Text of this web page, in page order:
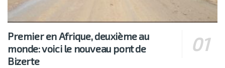
Premier en Afrique, deuxième au
monde: voici le nouveau pont de
Bizerte